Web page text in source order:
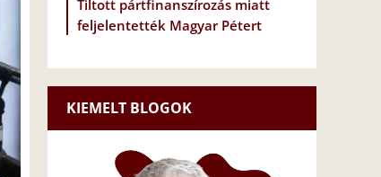
Tiltott pártfinanszírozás miatt
feljelentették Magyar Pétert
KIEMELT BLOGOK